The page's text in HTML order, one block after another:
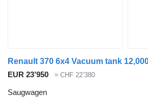
EUR 23’950 ≈ CHF 22’380
Saugwagen